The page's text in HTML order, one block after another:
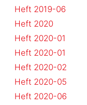
Heft 2019-06
Heft 2020
Heft 2020-01
Heft 2020-01
Heft 2020-02
Heft 2020-05
Heft 2020-06